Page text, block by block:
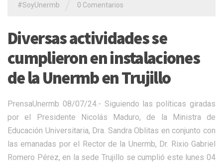
#SoyUnermb 0 Comentarios
Diversas actividades se
cumplieron en instalaciones
de la Unermb en Trujillo
PrensaUnermb 08/07/24.- Siguiendo las políticas giradas
por el Presidente Nicolás Maduro, de la Ministra de
Educación Universitaria, Dra. Sandra Oblitas en conjunto con
las emanadas por el Rector de la Unermb, Dr. Rixio Gabriel
Romero Pérez, en la sede Trujillo se cumplió este lunes 04